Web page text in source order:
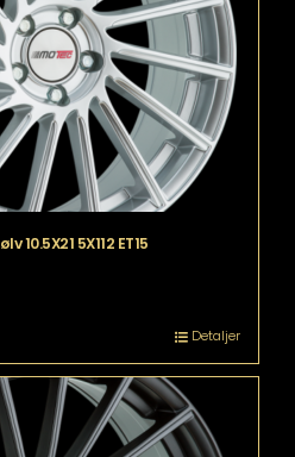
10.5X21 5X112 ET15
Detaljer